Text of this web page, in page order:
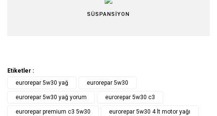
SÜSPANSİYON
Etiketler :
eurorepar 5w30 yağ
eurorepar 5w30
eurorepar 5w30 yağ yorum eurorepar 5w30 c3
eurorepar premium c3 5w30 eurorepar 5w30 4 lt motor yağı